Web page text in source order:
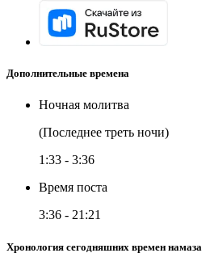
Дополнительные времена
Ночная молитва
(Последнее треть ночи)
1:33 - 3:36
Время поста
3:36 - 21:21
Хронология сегодняшних времен намаза